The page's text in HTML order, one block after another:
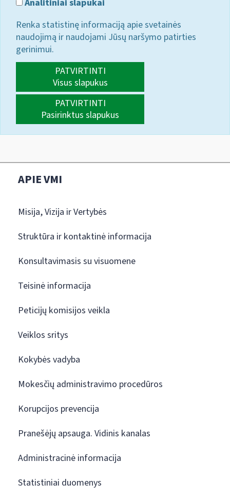
Analitiniai slapukai
Renka statistinę informaciją apie svetainės
naudojimą ir naudojami Jūsų naršymo patirties
gerinimui.
PATVIRTINTI
Visus slapukus
PATVIRTINTI
Pasirinktus slapukus
APIE VMI
Misija, Vizija ir Vertybės
Struktūra ir kontaktinė informacija
Konsultavimasis su visuomene
Teisinė informacija
Peticijų komisijos veikla
Veiklos sritys
Kokybės vadyba
Mokesčių administravimo procedūros
Korupcijos prevencija
Pranešėjų apsauga. Vidinis kanalas
Administracinė informacija
Statistiniai duomenys